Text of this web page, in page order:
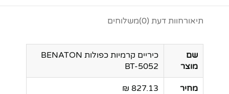
תיאורחוות דעת (0) משלוחים
שם
מוצר
כיריים קרמיות כפולות BENATON
BT-5052
מחיר 827.13 ₪